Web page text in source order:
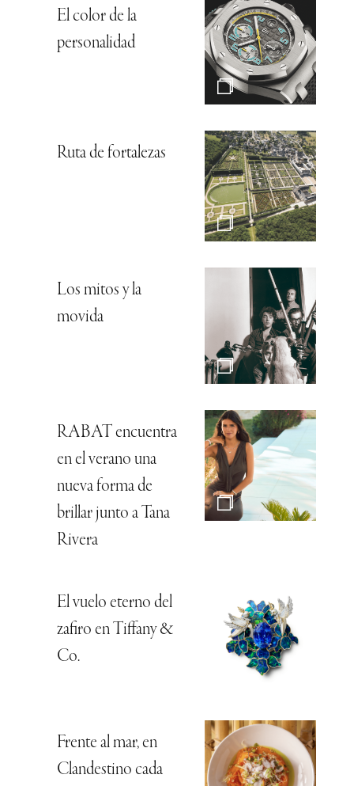
El color de la
personalidad
Ruta de fortalezas
Los mitos y la
movida
RABAT encuentra
en el verano una
nueva forma de
brillar junto a Tana
Rivera
El vuelo eterno del
zafiro en Tiffany &
Co.
Frente al mar, en
Clandestino cada